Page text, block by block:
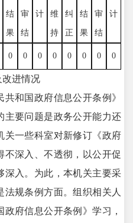
结
果
审
结
计 维
持
纠
正
结
果
审
结
计
0 0 0 0 0 0 0 0
进情况
和国政府信息公开条例》
主要问题是政务公开能力还
关一些科室对新修订《政府
不深入、不透彻，以公开促
深入。为此，本机关主要采
规条例方面。组织相关人
府信息公开条例》学习，